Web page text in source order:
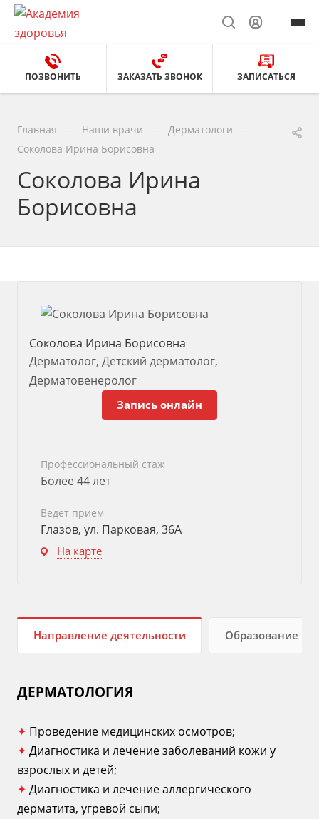
ПОЗВОНИТЬ ЗАКАЗАТЬ ЗВОНОК ЗАПИСАТЬСЯ
Главная Наши врачи Дерматологи
Соколова Ирина Борисовна
Соколова Ирина
Борисовна
Соколова Ирина Борисовна
Дерматолог, Детский дерматолог,
Дерматовенеролог
Запись онлайн
Профессиональный стаж
Более 44 лет
Ведет прием
Глазов, ул. Парковая, 36А
На карте
Направление деятельности Образование
ДЕРМАТОЛОГИЯ
✦ Проведение медицинских осмотров;
✦ Диагностика и лечение заболеваний кожи у
взрослых и детей;
✦ Диагностика и лечение аллергического
дерматита, угревой сыпи;